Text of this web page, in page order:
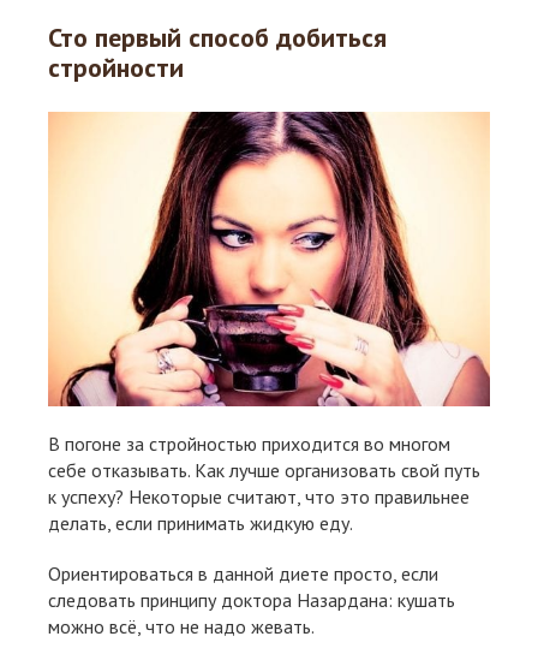
Сто первый способ добиться
стройности
В погоне за стройностью приходится во многом
себе отказывать. Как лучше организовать свой путь
к успеху? Некоторые считают, что это правильнее
делать, если принимать жидкую еду.
Ориентироваться в данной диете просто, если
следовать принципу доктора Назардана: кушать
можно всё, что не надо жевать.